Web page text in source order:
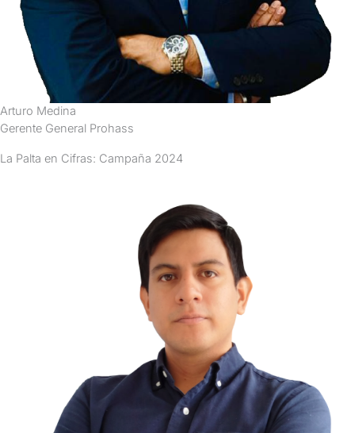
Arturo Medina
Gerente General Prohass
La Palta en Cifras: Campaña 2024